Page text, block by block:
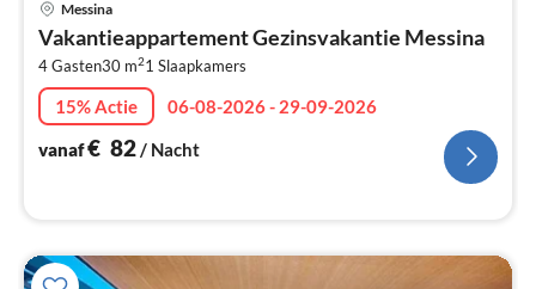
Messina
Vakantieappartement Gezinsvakantie Messina
4 Gasten30 m21 Slaapkamers
15% Actie
06-08-2026 - 29-09-2026
vanaf€ 82 / Nacht